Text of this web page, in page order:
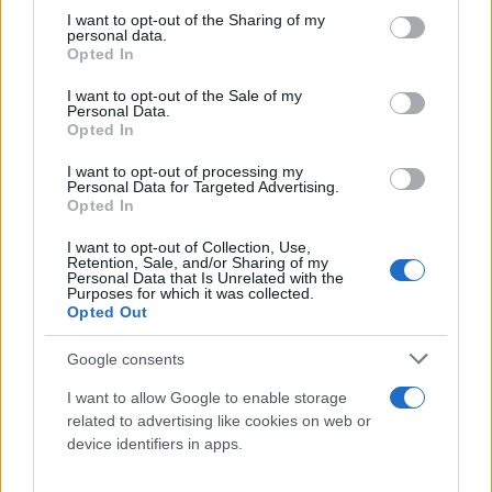
not limited to your visit or usage behaviour. You may click to
grant or deny consent to Google and its third-party tags to
use your data for below specified purposes in below Google
consent section.
I want to opt-out of the Sharing of my
personal data.
Opted In
I want to opt-out of the Sale of my
Personal Data.
Opted In
I want to opt-out of processing my
Personal Data for Targeted Advertising.
Opted In
I want to opt-out of Collection, Use,
Retention, Sale, and/or Sharing of my
Personal Data that Is Unrelated with the
Purposes for which it was collected.
Opted Out
Google consents
I want to allow Google to enable storage
related to advertising like cookies on web or
device identifiers in apps.
Graduate Program. Ξεκινώντας δυναμικά το
προσωπικό ταξίδι σταδιοδρομίας στη Vodafone,
απόφοιτοι και απόφοιτες έχουν την ευκαιρία να
χαράξουν τη δική τους μοναδική ιστορία καριέρας
καθημερινά. Σε αυτό το ταξίδι ενδυναμώνονται και
χτίζουν το δικό τους επαγγελματικό προφίλ καθώς
έχουν απεριόριστη πρόσβαση σε πόρους
εκπαίδευσης, mentoring, νέες ευκαιρίες καριέρας
σε Ελλάδα και εξωτερικό, αλλά και σε προγράμματα
upskilling και reskilling.
Παράλληλα, στοΠρόγραμμα Πρακτικής Άσκησης
της Vodafone μπορούν να συμμετέχουν νέα άτομα
ακόμη και αν δεν έχουν ολοκληρώσει τις σπουδές